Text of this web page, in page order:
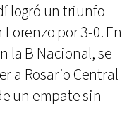
logró un triunfo
por 3-0. En
la B Nacional, se
a Rosario Central
un empate sin